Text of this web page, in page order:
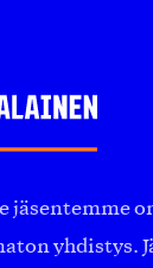
jäsentemme
yhdistys.